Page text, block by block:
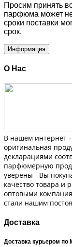
Просим принять
парфюма может не
сроки поставки
срок.
Информация
О Нас
В нашем интернет -
оригинальная
декларациями
парфюмерную
уверены - Вы
качество товара и
оптовыми
стали нашим
Доставка
Доставка курьером по